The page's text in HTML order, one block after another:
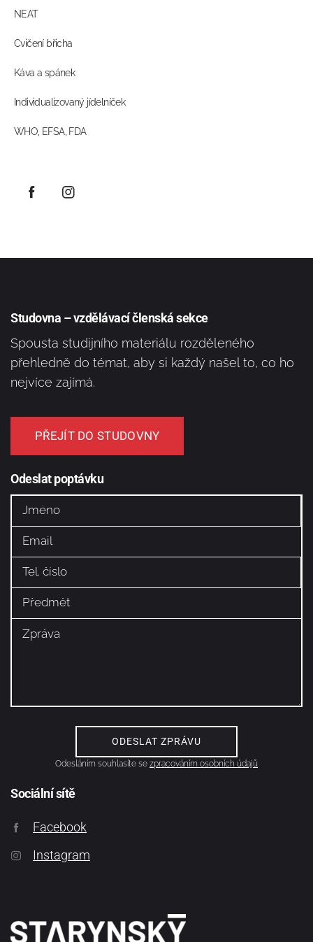
NEAT
Cvičení břicha
Káva a spánek
Individualizovaný jídelníček
WHO, EFSA, FDA
Studovna – vzdělávací členská sekce
Spousta studijního materiálu rozděleného
přehledně do témat, aby si každý našel to, co ho
nejvíce zajímá.
PŘEJÍT DO STUDOVNY
Odeslat poptávku
Odesláním souhlasíte se zpracováním osobních údajů
Sociální sítě
Facebook
Instagram